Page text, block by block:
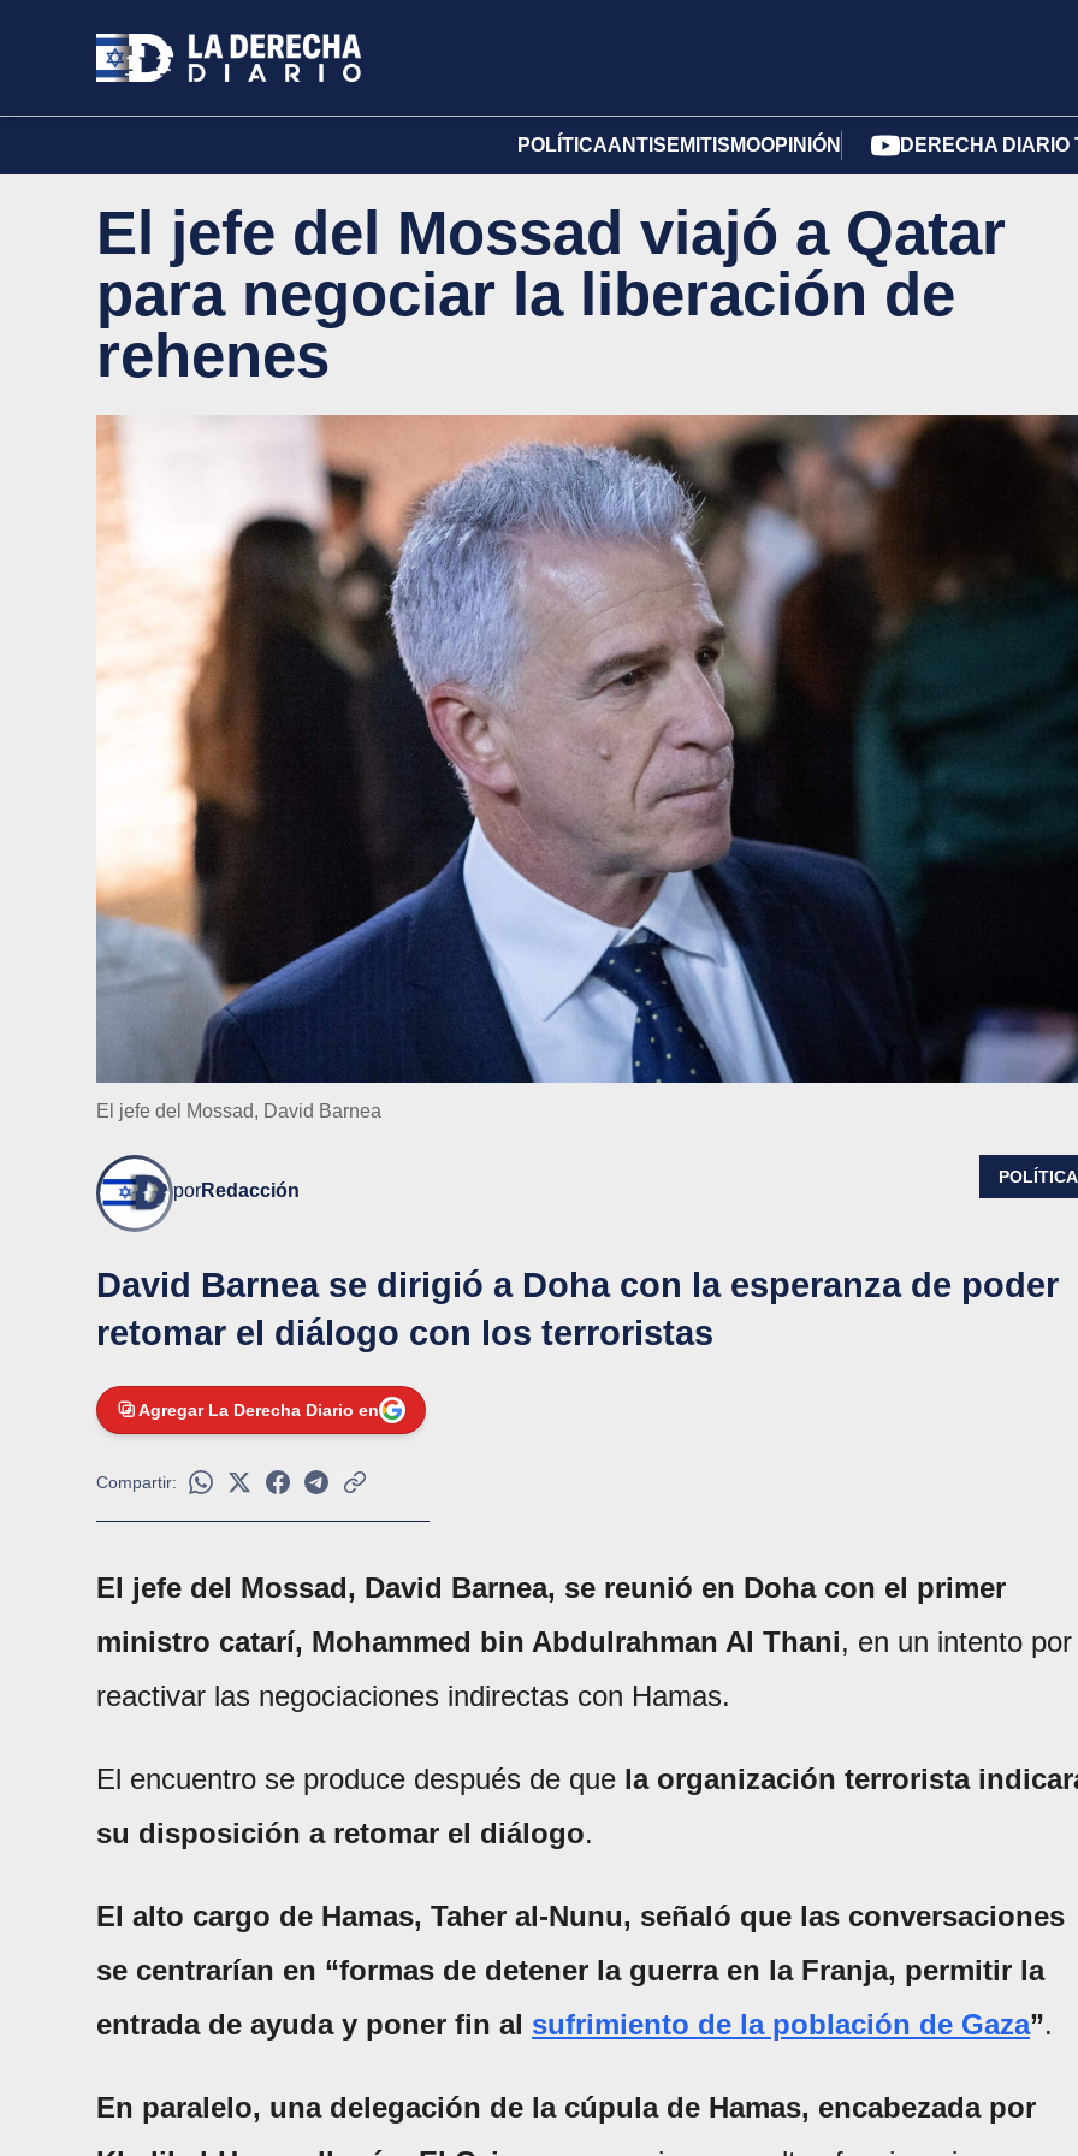
POLÍTICAANTISEMITISMOOPINIÓN DERECHA DIARIO
El jefe del Mossad viajó a Qatar
para negociar la liberación de
rehenes
El jefe del Mossad, David Barnea
porRedacción
POLÍTICA
David Barnea se dirigió a Doha con la esperanza de poder
retomar el diálogo con los terroristas
Agregar La Derecha Diario en
Compartir:
El jefe del Mossad, David Barnea, se reunió en Doha con el primer
ministro catarí, Mohammed bin Abdulrahman Al Thani, en un intento por
reactivar las negociaciones indirectas con Hamas.
El encuentro se produce después de que la organización terrorista
su disposición a retomar el diálogo.
El alto cargo de Hamas, Taher al-Nunu, señaló que las conversaciones
se centrarían en “formas de detener la guerra en la Franja, permitir la
entrada de ayuda y poner fin al sufrimiento de la población de Gaza”.
En paralelo, una delegación de la cúpula de Hamas, encabezada por